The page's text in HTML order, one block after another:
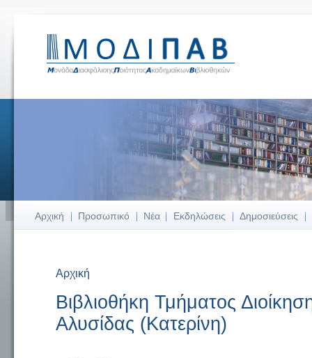
Αρχική Προσωπικό Νέα Εκδηλώσεις Δημοσιεύσεις
Είστε εδώ
Αρχική
Βιβλιοθήκη Τμήματος
Αλυσίδας (Κατερίνη)